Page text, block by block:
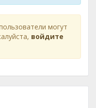
могут
войдите